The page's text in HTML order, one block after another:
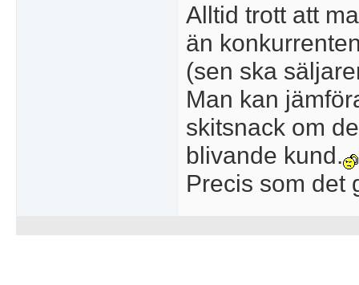
Alltid trott att
än
(sen ska
Man kan
skitsnack om
blivande kund.
Precis som det